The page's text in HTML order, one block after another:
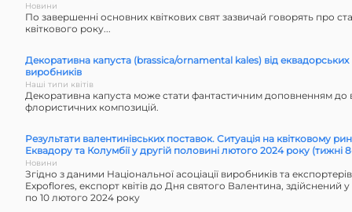
Новини
По завершенні основних квіткових свят зазвичай говорять про
квіткового року...
Декоративна капуста (brassica/ornamental kales) від еквадорських
виробників
Наші типи квітів
Декоративна капуста може стати фантастичним доповненням до
флористичних композицій.
Результати валентинівських поставок. Ситуація на квітковому
Еквадору та Колумбії у другій половині лютого 2024 року (тижні
Новини
Згідно з даними Національної асоціації виробників та
Expoflores, експорт квітів до Дня святого Валентина, здійснений у
по 10 лютого 2024 року